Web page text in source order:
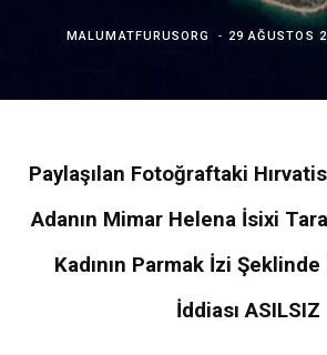
MALUMATFURUSORG 29 AĞUSTOS
Paylaşılan Fotoğraftaki
Adanın Mimar Helena İsixi
Kadının Parmak İzi
İddiası ASILSIZ